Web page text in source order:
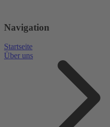
Navigation
Startseite
Über uns